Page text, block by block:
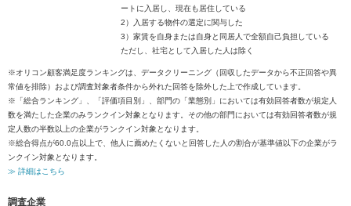
ートに入居し、現在も居住している
2）入居する物件の選定に関与した
3）家賃を自身または自身と同居人で全額自己負担している
ただし、社宅として入居した人は除く
※オリコン顧客満足度ランキングは、データクリーニング（回収したデータから不正回答や異
常値を排除）および調査対象者条件から外れた回答を除外した上で作成しています。
※「総合ランキング」、「評価項目別」、部門の「業態別」においては有効回答者数が規定人
数を満たした企業のみランクイン対象となります。その他の部門においては有効回答者数が規
定人数の半数以上の企業がランクイン対象となります。
※総合得点が60.0点以上で、他人に薦めたくないと回答した人の割合が基準値以下の企業がラ
ンクイン対象となります。
≫ 詳細はこちら
調査企業